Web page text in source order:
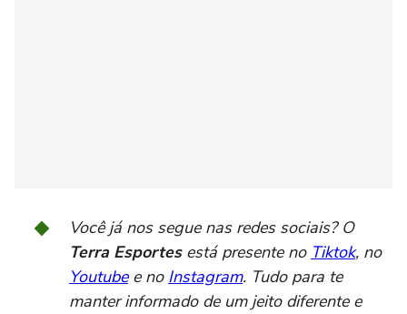
Você já nos segue nas redes sociais? O
Terra Esportesestá presente no Tiktok, no
Youtubee no Instagram. Tudo para te
manter informado de um jeito diferente e